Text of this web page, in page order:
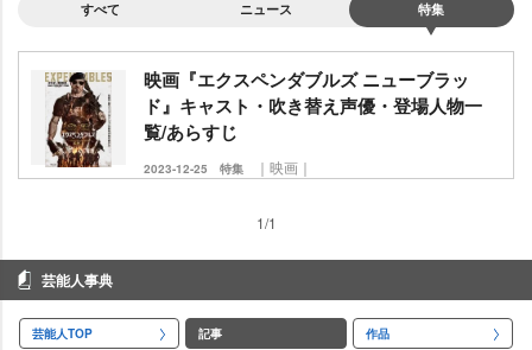
すべて ニュース 特集
映画『エクスペンダブルズ ニューブラッ
ド』キャスト・吹き替え声優・登場人物一
覧/あらすじ
2023-12-25 特集 ｜映画｜
1/1
芸能人事典
芸能人TOP 記事 作品